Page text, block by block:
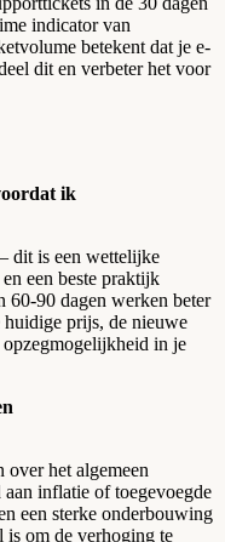
indicator van
betekent dat je e-
dit en verbeter het voor
ik
dit is een wettelijke
een beste praktijk
60-90 dagen werken beter
prijs, de nieuwe
in je
het algemeen
inflatie of toegevoegde
een sterke onderbouwing
is om de verhoging te